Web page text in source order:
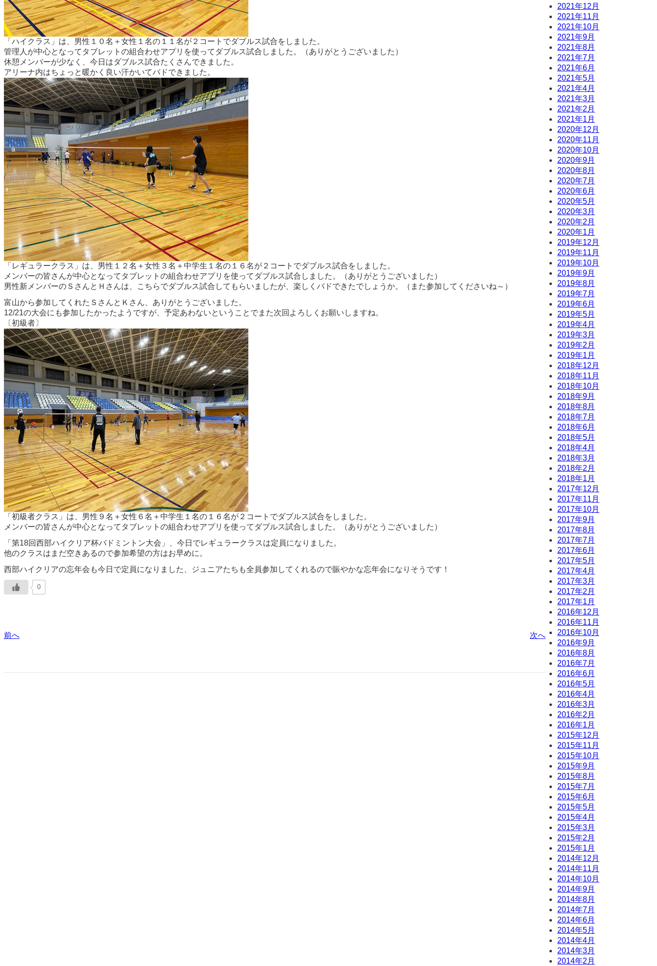
「ハイクラス」は、男性１０名＋女性１名の１１名が２コートでダブルス試合をしました。
管理人が中心となってタブレットの組合わせアプリを使ってダブルス試合しました。（ありがとうございました）
休憩メンバーが少なく、今日はダブルス試合たくさんできました。
アリーナ内はちょっと暖かく良い汗かいてバドできました。
「レギュラークラス」は、男性１２名＋女性３名＋中学生１名の１６名が２コートでダブルス試合をしました。
メンバーの皆さんが中心となってタブレットの組合わせアプリを使ってダブルス試合しました。（ありがとうございました）
男性新メンバーのＳさんとＨさんは、こちらでダブルス試合してもらいましたが、楽しくバドできたでしょうか。（また参加してくださいね～）
富山から参加してくれたＳさんとＫさん、ありがとうございました。
12/21の大会にも参加したかったようですが、予定あわないということでまた次回よろしくお願いしますね。
〔初級者〕
「初級者クラス」は、男性９名＋女性６名＋中学生１名の１６名が２コートでダブルス試合をしました。
メンバーの皆さんが中心となってタブレットの組合わせアプリを使ってダブルス試合しました。（ありがとうございました）
「第18回西部ハイクリア杯バドミントン大会」、今日でレギュラークラスは定員になりました。
他のクラスはまだ空きあるので参加希望の方はお早めに。
西部ハイクリアの忘年会も今日で定員になりました、ジュニアたちも全員参加してくれるので賑やかな忘年会になりそうです！
0
前へ 次へ
2021年12月
2021年11月
2021年10月
2021年9月
2021年8月
2021年7月
2021年6月
2021年5月
2021年4月
2021年3月
2021年2月
2021年1月
2020年12月
2020年11月
2020年10月
2020年9月
2020年8月
2020年7月
2020年6月
2020年5月
2020年3月
2020年2月
2020年1月
2019年12月
2019年11月
2019年10月
2019年9月
2019年8月
2019年7月
2019年6月
2019年5月
2019年4月
2019年3月
2019年2月
2019年1月
2018年12月
2018年11月
2018年10月
2018年9月
2018年8月
2018年7月
2018年6月
2018年5月
2018年4月
2018年3月
2018年2月
2018年1月
2017年12月
2017年11月
2017年10月
2017年9月
2017年8月
2017年7月
2017年6月
2017年5月
2017年4月
2017年3月
2017年2月
2017年1月
2016年12月
2016年11月
2016年10月
2016年9月
2016年8月
2016年7月
2016年6月
2016年5月
2016年4月
2016年3月
2016年2月
2016年1月
2015年12月
2015年11月
2015年10月
2015年9月
2015年8月
2015年7月
2015年6月
2015年5月
2015年4月
2015年3月
2015年2月
2015年1月
2014年12月
2014年11月
2014年10月
2014年9月
2014年8月
2014年7月
2014年6月
2014年5月
2014年4月
2014年3月
2014年2月